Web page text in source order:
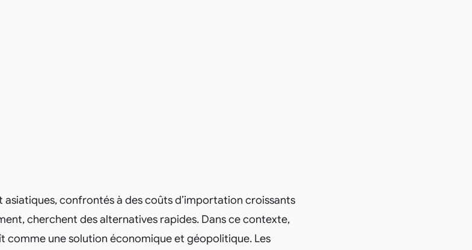
asiatiques, confrontés à des coûts d’importation croissants
cherchent des alternatives rapides. Dans ce contexte,
comme une solution économique et géopolitique. Les